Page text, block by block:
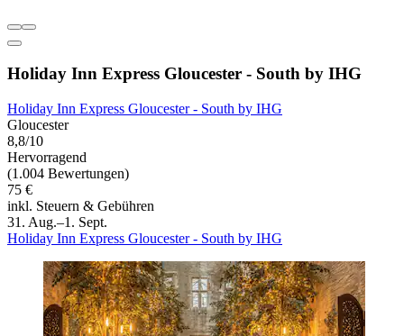
Holiday Inn Express Gloucester - South by IHG
Holiday Inn Express Gloucester - South by IHG
Gloucester
8,8/10
Hervorragend
(1.004 Bewertungen)
75 €
inkl. Steuern & Gebühren
31. Aug.–1. Sept.
Holiday Inn Express Gloucester - South by IHG